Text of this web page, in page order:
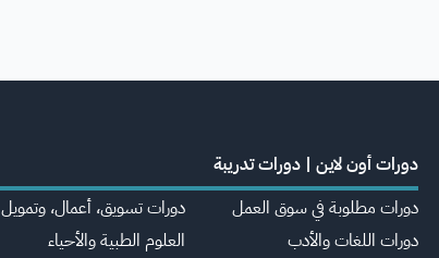
دورات أون لاين | دورات تدريبة
دورات مطلوبة في سوق العمل
دورات اللغات والأدب
دورات تسويق، أعمال، وتمويل
العلوم الطبية والأحياء